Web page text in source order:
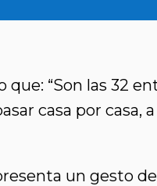
“Son las 32
casa por casa,
un gesto